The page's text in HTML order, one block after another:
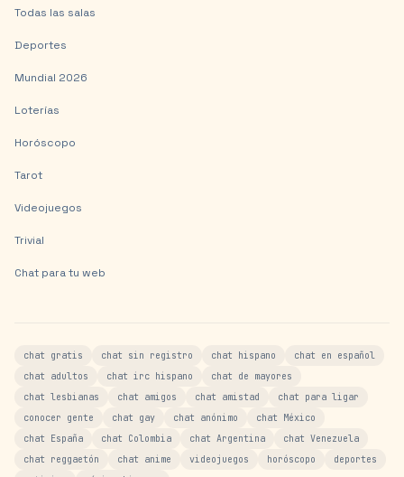
Todas las salas
Deportes
Mundial 2026
Loterías
Horóscopo
Tarot
Videojuegos
Trivial
Chat para tu web
chat gratis chat sin registro chat hispano
chat en español
chat adultos
chat irc hispano
chat de mayores
chat lesbianas
chat amigos chat amistad
chat para ligar
conocer gente
chat gay chat anónimo
chat México
chat España
chat Colombia chat Argentina
chat Venezuela
chat reggaetón
chat anime videojuegos horóscopo
deportes